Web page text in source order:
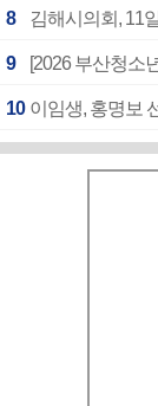
8 김해시의회, 11
9
10 이임생, 홍명보